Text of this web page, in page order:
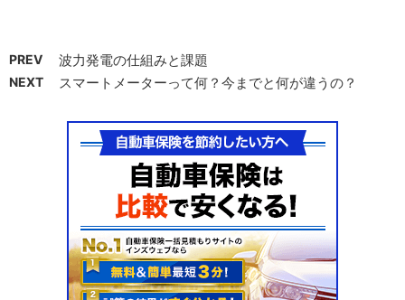
PREV 波力発電の仕組みと課題
NEXT スマートメーターって何？今までと何が違うの？